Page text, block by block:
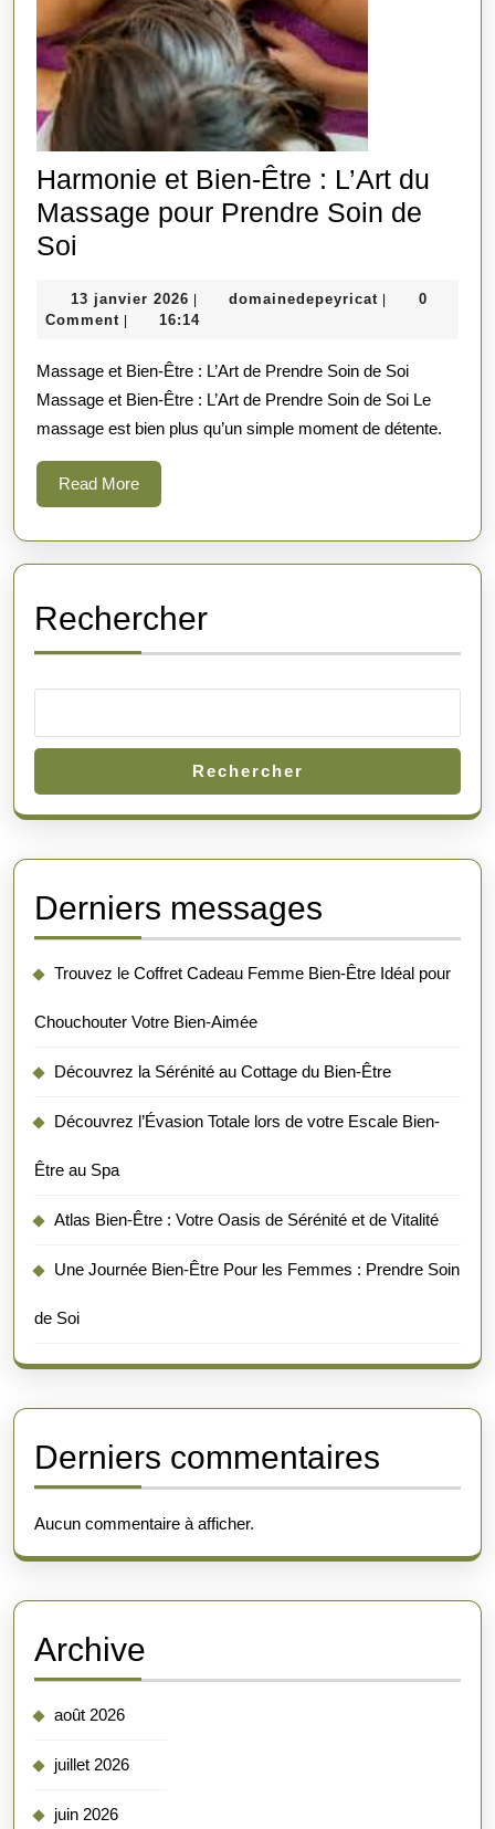
Harmonie et Bien-Être : L’Art du
Massage pour Prendre Soin de
Soi
Bien-
:
L’Art
du
Massage
pour
Prendre
de
13 janvier 2026 13
janvier
domainedepeyricat
0
Comment
16:14
Massage et Bien-Être : L’Art de Prendre Soin de Soi
Massage et Bien-Être : L’Art de Prendre Soin de Soi Le
massage est bien plus qu’un simple moment de détente.
Read MoreRead
More
Rechercher
Rechercher
Derniers messages
Trouvez le Coffret Cadeau Femme Bien-Être Idéal pour
Chouchouter Votre Bien-Aimée
Découvrez la Sérénité au Cottage du Bien-Être
Découvrez l’Évasion Totale lors de votre Escale Bien-
Être au Spa
Atlas Bien-Être : Votre Oasis de Sérénité et de Vitalité
Une Journée Bien-Être Pour les Femmes : Prendre Soin
de Soi
Derniers commentaires
Aucun commentaire à afficher.
Archive
août 2026
juillet 2026
juin 2026